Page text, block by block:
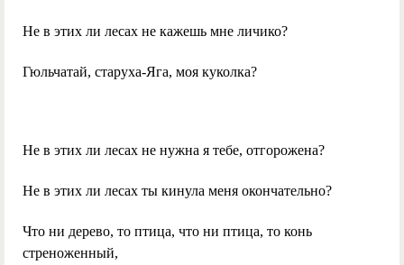
Не в этих ли лесах не кажешь мне личико?
Гюльчатай, старуха-Яга, моя куколка?
Не в этих ли лесах не нужна я тебе, отгорожена?
Не в этих ли лесах ты кинула меня окончательно?
Что ни дерево, то птица, что ни птица, то конь
стреноженный,